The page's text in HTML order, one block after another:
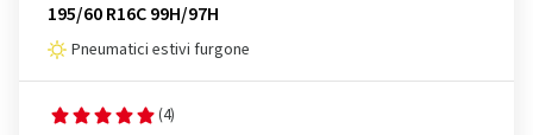
195/60 R16C 99H/97H
Pneumatici estivi furgone
(4)